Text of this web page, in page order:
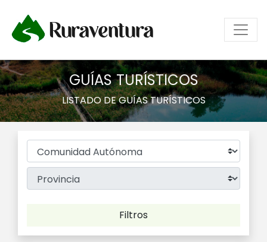
Ruraventura
GUÍAS TURÍSTICOS
LISTADO DE GUÍAS TURÍSTICOS
Filtros